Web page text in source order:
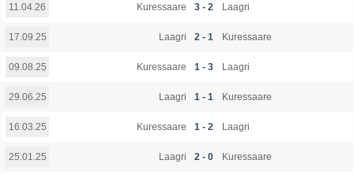
11.04.26 Kuressaare 3 - 2 Laagri
17.09.25 Laagri 2 - 1 Kuressaare
09.08.25 Kuressaare 1 - 3 Laagri
29.06.25 Laagri 1 - 1 Kuressaare
16.03.25 Kuressaare 1 - 2 Laagri
25.01.25 Laagri 2 - 0 Kuressaare